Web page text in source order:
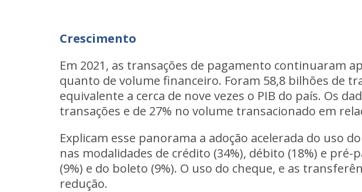
Crescimento
Em 2021, as transações de pagamento continuaram
quanto de volume financeiro. Foram 58,8 bilhões de
equivalente a cerca de nove vezes o PIB do país. Os
transações e de 27% no volume transacionado em
Explicam esse panorama a adoção acelerada do uso
nas modalidades de crédito (34%), débito (18%) e
(9%) e do boleto (9%). O uso do cheque, e as
redução.